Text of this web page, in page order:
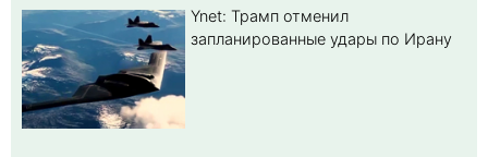
Ynet: Трамп отменил
запланированные удары по Ирану